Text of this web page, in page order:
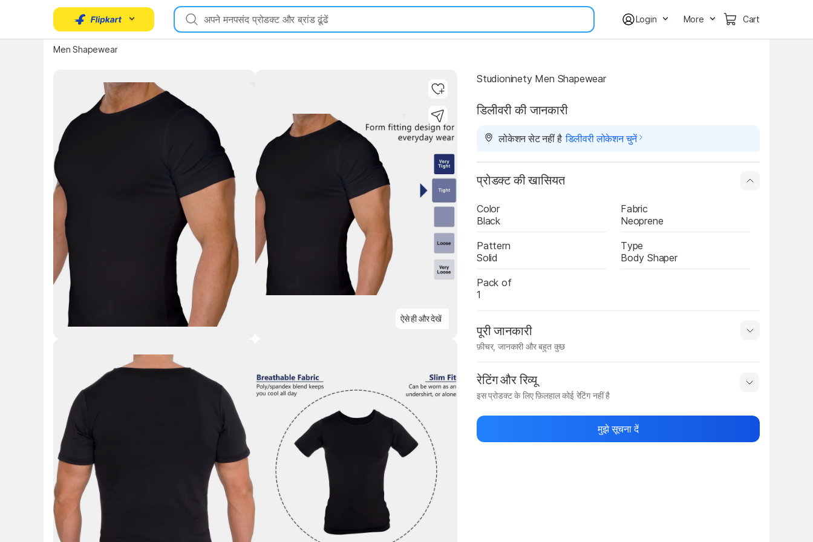
Login More Cart
Men Shapewear
Key Highlights
ऐसे ही और देखें
Key Highlights
Studioninety Men Shapewear
डिलीवरी की जानकारी
लोकेशन सेट नहीं है डिलीवरी लोकेशन चुनें
प्रोडक्ट की खासियत
Color
Black
Fabric
Neoprene
Pattern
Solid
Type
Body Shaper
Pack of
1
पूरी जानकारी
फ़ीचर, जानकारी और बहुत कुछ
मैन्युफ़ैक्चरर का नाम
रेटिंग और रिव्यू
इस प्रोडक्ट के लिए फ़िलहाल कोई रेटिंग नहीं है
प्रोडक्ट को सबसे पहले रेटिंग दें
मुझे सूचना दें